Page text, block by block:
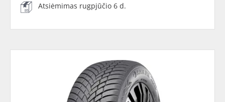
Atsiėmimas rugpjūčio 6 d.